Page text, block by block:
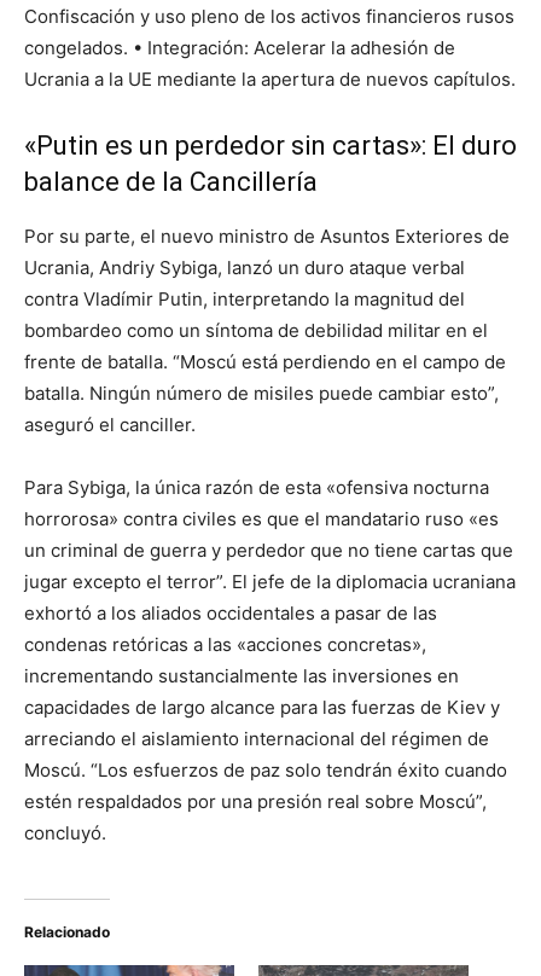
Confiscación y uso pleno de los activos financieros rusos
congelados. • Integración: Acelerar la adhesión de
Ucrania a la UE mediante la apertura de nuevos capítulos.
«Putin es un perdedor sin cartas»: El duro
balance de la Cancillería
Por su parte, el nuevo ministro de Asuntos Exteriores de
Ucrania, Andriy Sybiga, lanzó un duro ataque verbal
contra Vladímir Putin, interpretando la magnitud del
bombardeo como un síntoma de debilidad militar en el
frente de batalla. “Moscú está perdiendo en el campo de
batalla. Ningún número de misiles puede cambiar esto”,
aseguró el canciller.
Para Sybiga, la única razón de esta «ofensiva nocturna
horrorosa» contra civiles es que el mandatario ruso «es
un criminal de guerra y perdedor que no tiene cartas que
jugar excepto el terror”. El jefe de la diplomacia ucraniana
exhortó a los aliados occidentales a pasar de las
condenas retóricas a las «acciones concretas»,
incrementando sustancialmente las inversiones en
capacidades de largo alcance para las fuerzas de Kiev y
arreciando el aislamiento internacional del régimen de
Moscú. “Los esfuerzos de paz solo tendrán éxito cuando
estén respaldados por una presión real sobre Moscú”,
concluyó.
Relacionado